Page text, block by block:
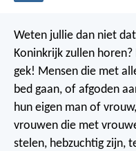
Weten jullie dan niet
Koninkrijk zullen
gek! Mensen die met
bed gaan, of afgoden
hun eigen man of
vrouwen die met
stelen, hebzuchtig zijn,